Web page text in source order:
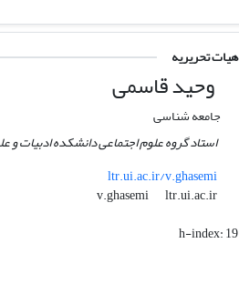
هیات تحریریه
وحید قاسمی
جامعه شناسی
استاد گروه علوم اجتماعی دانشکده ادبیات و
ltr.ui.ac.ir/v.ghasemi
v.ghasemi
ltr.ui.ac.ir
h-index:19